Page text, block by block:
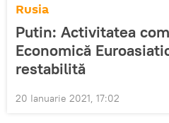
Rusia
Putin: Activitatea
Economică
restabilită
20 Ianuarie 2021, 17:02